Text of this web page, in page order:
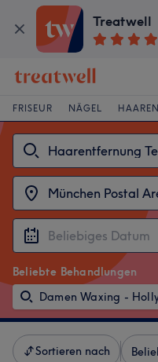
Treatwell
FRISEUR NÄGEL
Beliebte Behandlungen
Damen Waxing -
Sortieren nach